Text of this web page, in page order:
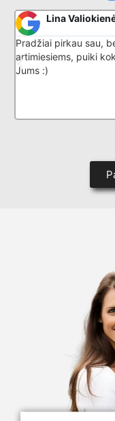
Valiokienė
sau, bet dabar
puiki kokybė ir